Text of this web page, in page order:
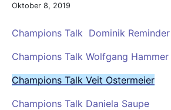
Oktober 8, 2019
Champions Talk Dominik Reminder
Champions Talk Wolfgang Hammer
Champions Talk Veit Ostermeier
Champions Talk Daniela Saupe